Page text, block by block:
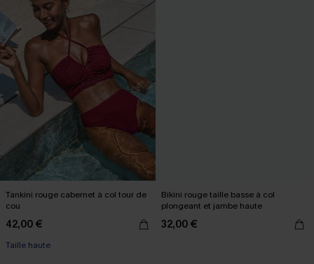
Tankini rouge cabernet à col tour de
cou
42,00 €
Taille haute
Bikini rouge taille basse à col
plongeant et jambe haute
32,00 €